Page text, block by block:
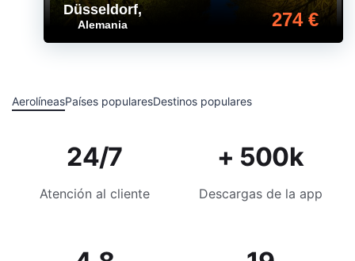
Düsseldorf,
Alemania 274 €
AerolíneasPaíses popularesDestinos populares
24/7
Atención al cliente
+ 500k
Descargas de la app